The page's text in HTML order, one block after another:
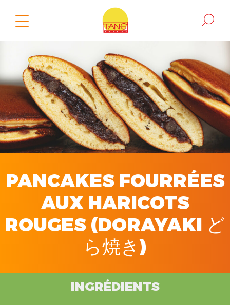
PANCAKES FOURRÉES
AUX HARICOTS
ROUGES ​(DORAYAKI ど
ら焼き)
INGRÉDIENTS